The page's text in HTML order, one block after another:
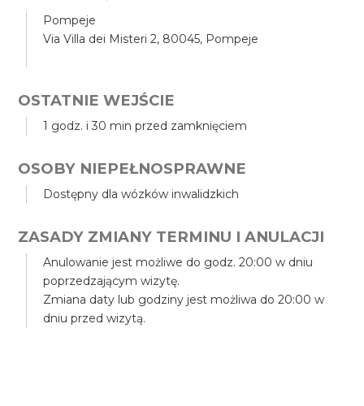
Pompeje
Via Villa dei Misteri 2, 80045, Pompeje
OSTATNIE WEJŚCIE
1 godz. i 30 min przed zamknięciem
OSOBY NIEPEŁNOSPRAWNE
Dostępny dla wózków inwalidzkich
ZASADY ZMIANY TERMINU I ANULACJI
Anulowanie jest możliwe do godz. 20:00 w dniu
poprzedzającym wizytę.
Zmiana daty lub godziny jest możliwa do 20:00 w
dniu przed wizytą.